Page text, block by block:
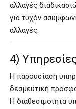
αλλαγές
για τυχόν
αλλαγές.
4)
Η παρουσίαση
δεσμευτική
Η διαθεσιμότητα